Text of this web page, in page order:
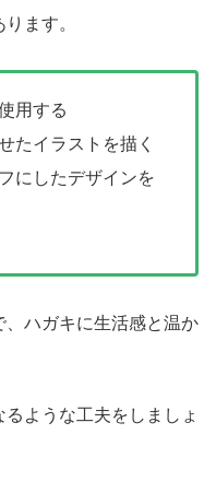
ます。
用する
たイラストを描く
にしたデザインを
ハガキに生活感と温か
ような工夫をしましょ